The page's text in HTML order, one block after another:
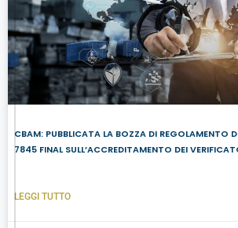
CBAM: PUBBLICATA LA BOZZA DI REGOLAMENTO
7845 FINAL SULL’ACCREDITAMENTO DEI
LEGGI TUTTO